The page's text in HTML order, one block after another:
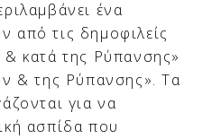
ένα
από τις δημοφιλείς
κατά της Ρύπανσης»
& της Ρύπανσης». Τα
για να
ασπίδα που